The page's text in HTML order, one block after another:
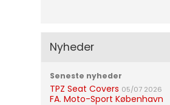
Nyheder
Seneste nyheder
TPZ Seat Covers 05/07 2026
FA. Moto-Sport København